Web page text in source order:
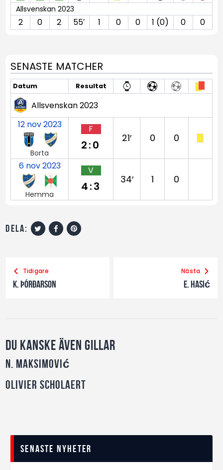
Allsvenskan 2023
2 0 2 55′ 1 0 0 1 (0) 0 0
SENASTE MATCHER
Datum Resultat
Allsvenskan 2023
12 nov 2023
Borta
F
2:0
21′ 0 0
6 nov 2023
Hemma
V
4:3
34′ 1 0
dela:
Tidigare
K. Þórðarson
Nästa
E. Hasić
Du kanske även gillar
N. Maksimović
Olivier Scholaert
Senaste nyheter